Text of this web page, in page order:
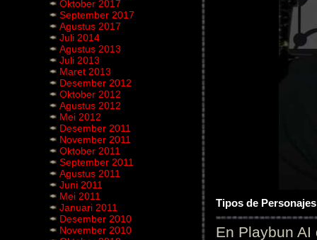
Oktober 2017
September 2017
Agustus 2017
Juli 2014
Agustus 2013
Juli 2013
Maret 2013
Desember 2012
Oktober 2012
Agustus 2012
Mei 2012
Desember 2011
November 2011
Oktober 2011
September 2011
Agustus 2011
Juni 2011
Mei 2011
Januari 2011
Desember 2010
November 2010
Tipos de
En Playbun